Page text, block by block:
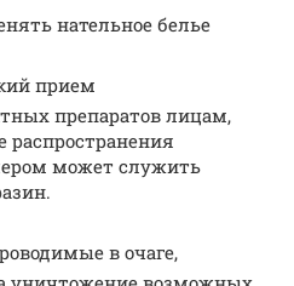
нательное белье
прием
препаратов лицам,
может служить
в очаге,